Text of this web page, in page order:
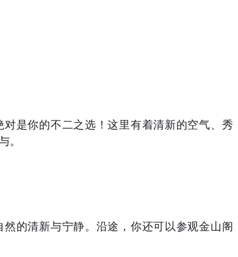
是你的不二之选！这里有着清新的空气、秀
的清新与宁静。沿途，你还可以参观金山阁